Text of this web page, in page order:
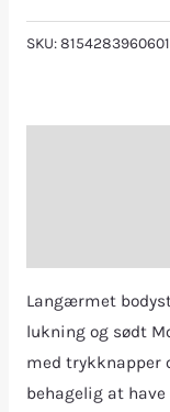
SKU:
Langærmet
lukning og sødt
med trykknapper
behagelig at have